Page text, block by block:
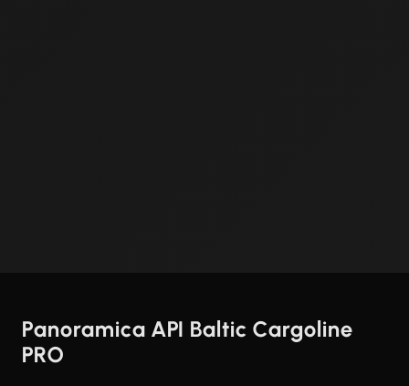
Panoramica API Baltic Cargoline
PRO